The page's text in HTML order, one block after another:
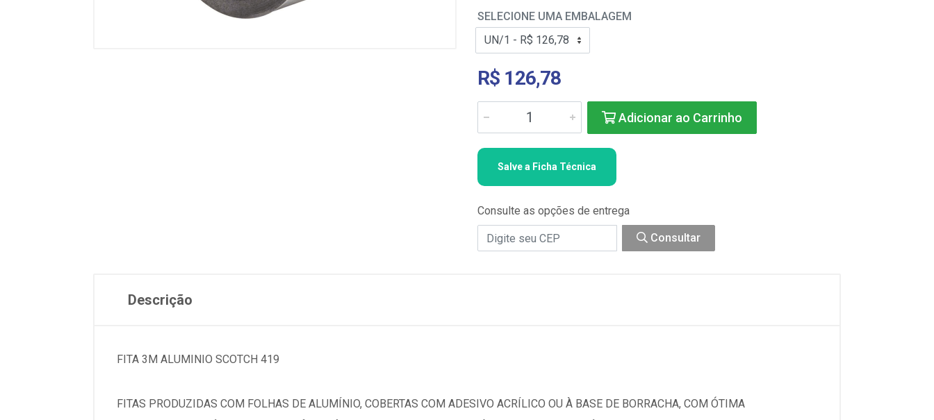
SELECIONE UMA EMBALAGEM
R$ 126,78
Adicionar ao Carrinho
Salve a Ficha Técnica
Consulte as opções de entrega
Consultar
Descrição
FITA 3M ALUMINIO SCOTCH 419
FITAS PRODUZIDAS COM FOLHAS DE ALUMÍNIO, COBERTAS COM ADESIVO ACRÍLICO OU À BASE DE BORRACHA, COM ÓTIMA